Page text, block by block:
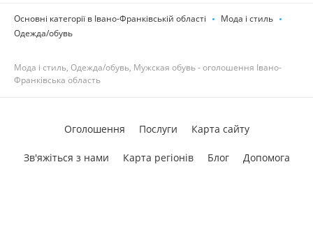
Основні категорії в Івано-Франківській області
Мода і стиль
Одежда/обувь
Мода і стиль, Одежда/обувь, Мужская обувь - оголошення Івано-
Франківська область
Оголошення Послуги Карта сайту
Зв'яжіться з нами Карта регіонів Блог Допомога